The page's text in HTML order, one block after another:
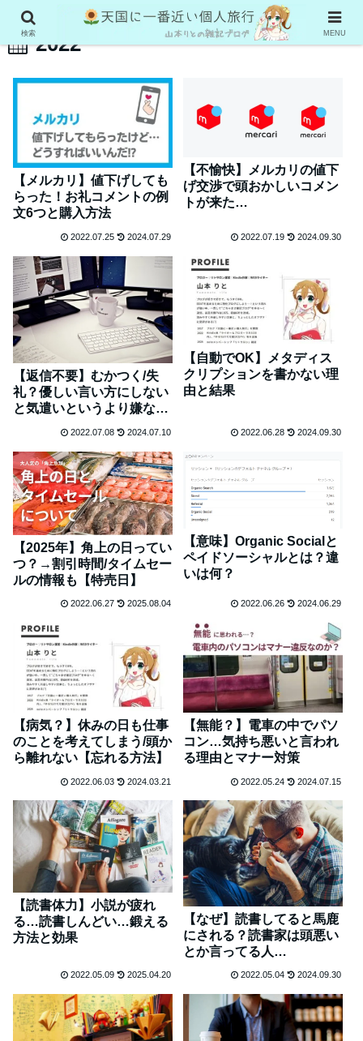
2022
【メルカリ】値下げしても
らった！お礼コメントの例
文6つと購入方法
2022.07.25 2024.07.29
【不愉快】メルカリの値下
げ交渉で頭おかしいコメン
トが来た…
2022.07.19 2024.09.30
【返信不要】むかつく/失
礼？優しい言い方にしない
と気遣いというより嫌なカ
2022.07.08 2024.07.10
【自動でOK】メタディス
クリプションを書かない理
由と結果
2022.06.28 2024.09.30
【2025年】角上の日ってい
つ？→割引時間/タイムセー
ルの情報も【特売日】
2022.06.27 2025.08.04
【意味】Organic Socialと
ペイドソーシャルとは？違
いは何？
2022.06.26 2024.06.29
【病気？】休みの日も仕事
のことを考えてしまう/頭か
ら離れない【忘れる方法】
2022.06.03 2024.03.21
【無能？】電車の中でパソ
コン…気持ち悪いと言われ
る理由とマナー対策
2022.05.24 2024.07.15
【読書体力】小説が疲れ
る…読書しんどい…鍛える
方法と効果
2022.05.09 2025.04.20
【なぜ】読書してると馬鹿
にされる？読書家は頭悪い
とか言ってる人…
2022.05.04 2024.09.30
検索 MENU